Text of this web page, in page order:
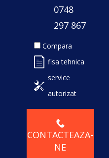
0748
297 867
Compara
fisa tehnica
service
autorizat
CONTACTEAZA-
NE